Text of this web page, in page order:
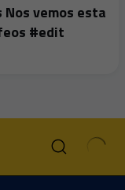
Nos vemos esta